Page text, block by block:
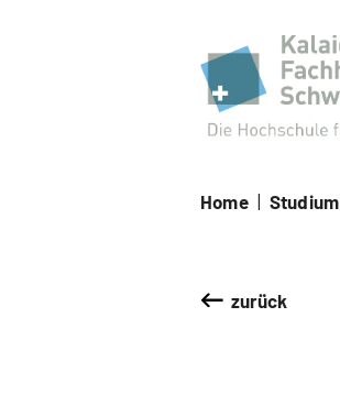
Home Studium
zurück